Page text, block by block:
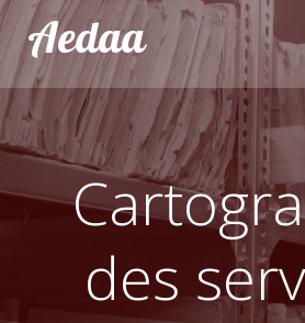
Aller
au
contenu
Aedaa
des